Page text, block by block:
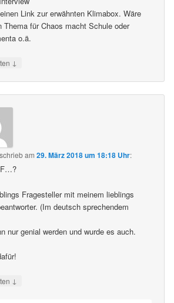
Link zur erwähnten Klimabox. Wäre
Thema für Chaos macht Schule oder
o.ä.
↓
schriebam29. März 2018 um 18:18 Uhr:
Fragesteller mit meinem lieblings
(Im deutsch sprechendem
nur genial werden und wurde es auch.
↓